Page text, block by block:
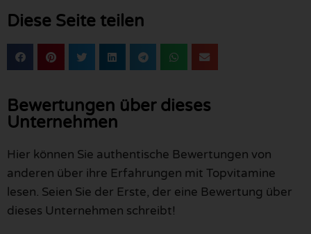
Diese Seite teilen
Bewertungen über dieses
Unternehmen
Hier können Sie authentische Bewertungen von
anderen über ihre Erfahrungen mit Topvitamine
lesen. Seien Sie der Erste, der eine Bewertung über
dieses Unternehmen schreibt!